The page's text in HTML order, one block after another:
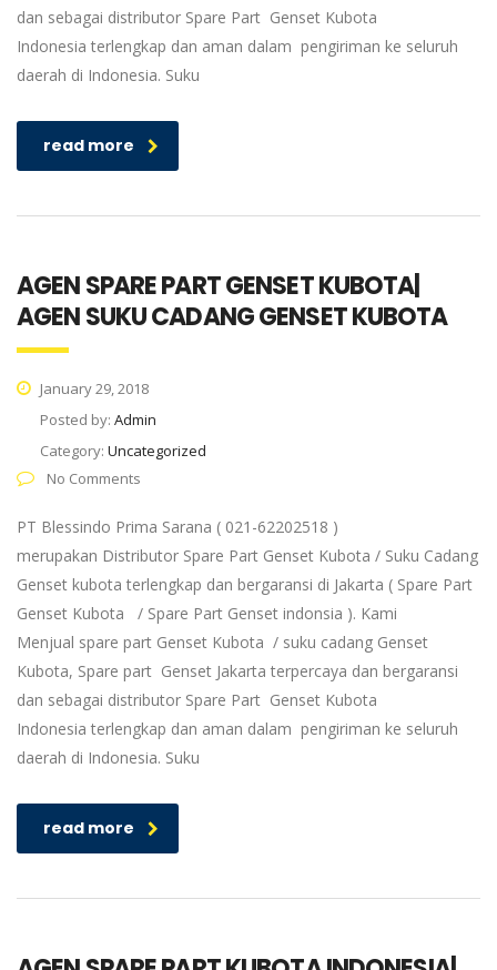
dan sebagai distributor Spare Part Genset Kubota
Indonesia terlengkap dan aman dalam pengiriman ke seluruh
daerah di Indonesia. Suku
read more
AGEN SPARE PART GENSET KUBOTA|
AGEN SUKU CADANG GENSET KUBOTA
January 29, 2018
Posted by: Admin
Category: Uncategorized
No Comments
PT Blessindo Prima Sarana ( 021-62202518 )
merupakan Distributor Spare Part Genset Kubota / Suku Cadang
Genset kubota terlengkap dan bergaransi di Jakarta ( Spare Part
Genset Kubota / Spare Part Genset indonsia ). Kami
Menjual spare part Genset Kubota / suku cadang Genset
Kubota, Spare part Genset Jakarta terpercaya dan bergaransi
dan sebagai distributor Spare Part Genset Kubota
Indonesia terlengkap dan aman dalam pengiriman ke seluruh
daerah di Indonesia. Suku
read more